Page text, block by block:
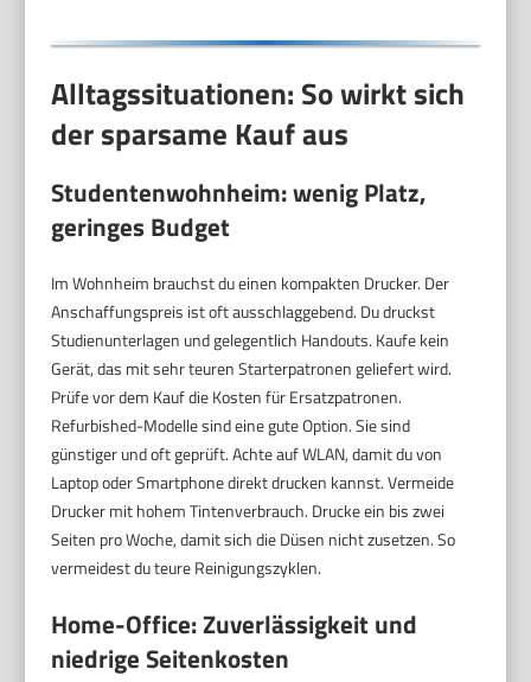
Alltagssituationen: So wirkt sich
der sparsame Kauf aus
Studentenwohnheim: wenig Platz,
geringes Budget
Im Wohnheim brauchst du einen kompakten Drucker. Der
Anschaffungspreis ist oft ausschlaggebend. Du druckst
Studienunterlagen und gelegentlich Handouts. Kaufe kein
Gerät, das mit sehr teuren Starterpatronen geliefert wird.
Prüfe vor dem Kauf die Kosten für Ersatzpatronen.
Refurbished-Modelle sind eine gute Option. Sie sind
günstiger und oft geprüft. Achte auf WLAN, damit du von
Laptop oder Smartphone direkt drucken kannst. Vermeide
Drucker mit hohem Tintenverbrauch. Drucke ein bis zwei
Seiten pro Woche, damit sich die Düsen nicht zusetzen. So
vermeidest du teure Reinigungszyklen.
Home-Office: Zuverlässigkeit und
niedrige Seitenkosten